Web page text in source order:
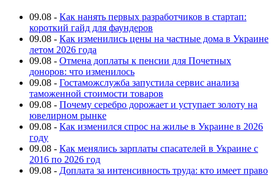
09.08 - Как нанять первых разработчиков в стартап:
короткий гайд для фаундеров
09.08 - Как изменились цены на частные дома в Украине
летом 2026 года
09.08 - Отмена доплаты к пенсии для Почетных
доноров: что изменилось
09.08 - Гостаможслужба запустила сервис анализа
таможенной стоимости товаров
09.08 - Почему серебро дорожает и уступает золоту на
ювелирном рынке
09.08 - Как изменился спрос на жилье в Украине в 2026
году
09.08 - Как менялись зарплаты спасателей в Украине с
2016 по 2026 год
09.08 - Доплата за интенсивность труда: кто имеет право